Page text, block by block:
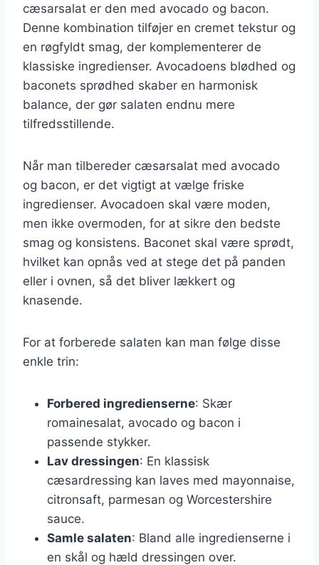
cæsarsalat er den med avocado og bacon.
Denne kombination tilføjer en cremet tekstur og
en røgfyldt smag, der komplementerer de
klassiske ingredienser. Avocadoens blødhed og
baconets sprødhed skaber en harmonisk
balance, der gør salaten endnu mere
tilfredsstillende.
Når man tilbereder cæsarsalat med avocado
og bacon, er det vigtigt at vælge friske
ingredienser. Avocadoen skal være moden,
men ikke overmoden, for at sikre den bedste
smag og konsistens. Baconet skal være sprødt,
hvilket kan opnås ved at stege det på panden
eller i ovnen, så det bliver lækkert og
knasende.
For at forberede salaten kan man følge disse
enkle trin:
Forbered ingredienserne: Skær
romainesalat, avocado og bacon i
passende stykker.
Lav dressingen: En klassisk
cæsardressing kan laves med mayonnaise,
citronsaft, parmesan og Worcestershire
sauce.
Samle salaten: Bland alle ingredienserne i
en skål og hæld dressingen over.